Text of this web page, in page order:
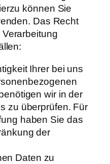
können Sie
Das Recht
Ihrer bei uns
wir in der
zu überprüfen. Für
haben Sie das
der
Daten zu